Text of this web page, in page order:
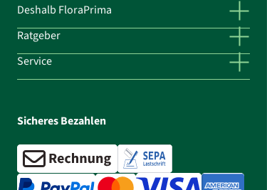
Deshalb FloraPrima
Ratgeber
Service
Sicheres Bezahlen